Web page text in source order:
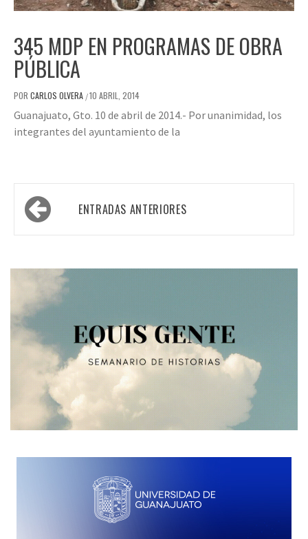
345 MDP EN PROGRAMAS DE OBRA
PÚBLICA
POR CARLOS OLVERA /10 ABRIL, 2014
Guanajuato, Gto. 10 de abril de 2014.- Por unanimidad, los
integrantes del ayuntamiento de la
Navegación
de ENTRADAS ANTERIORES